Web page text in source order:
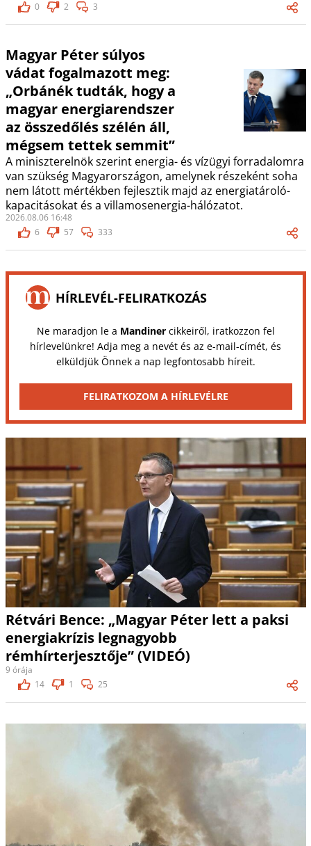
0
2 3
Magyar Péter súlyos
vádat fogalmazott meg:
„Orbánék tudták, hogy a
magyar energiarendszer
az összedőlés szélén áll,
mégsem tettek semmit”
A miniszterelnök szerint energia- és vízügyi forradalomra
van szükség Magyarországon, amelynek részeként soha
nem látott mértékben fejlesztik majd az energiatároló-
kapacitásokat és a villamosenergia-hálózatot.
2026.08.06 16:48
6
57 333
HÍRLEVÉL-FELIRATKOZÁS
Ne maradjon le a Mandinercikkeiről, iratkozzon fel
hírlevelünkre! Adja meg a nevét és az e-mail-címét, és
elküldjük Önnek a nap legfontosabb híreit.
FELIRATKOZOM A HÍRLEVÉLRE
Rétvári Bence: „Magyar Péter lett a paksi
energiakrízis legnagyobb
rémhírterjesztője” (VIDEÓ)
9 órája
14
1 25